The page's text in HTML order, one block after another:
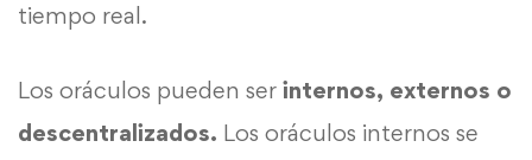
tiempo real.
Los oráculos pueden ser internos, externos o
descentralizados. Los oráculos internos se